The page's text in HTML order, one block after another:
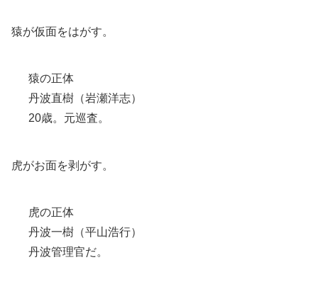
猿が仮面をはがす。
猿の正体
丹波直樹（岩瀬洋志）
20歳。元巡査。
虎がお面を剥がす。
虎の正体
丹波一樹（平山浩行）
丹波管理官だ。